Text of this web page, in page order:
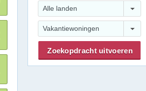
Alle landen
Vakantiewoningen